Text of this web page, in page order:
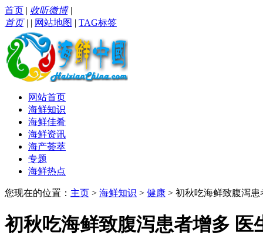
首页 | 收听微博|
首页| | 网站地图 | TAG标签
网站首页
海鲜知识
海鲜佳肴
海鲜资讯
海产荟萃
专题
海鲜热点
您现在的位置： 主页 > 海鲜知识 > 健康 > 初秋吃海鲜致腹泻
初秋吃海鲜致腹泻患者增多 医